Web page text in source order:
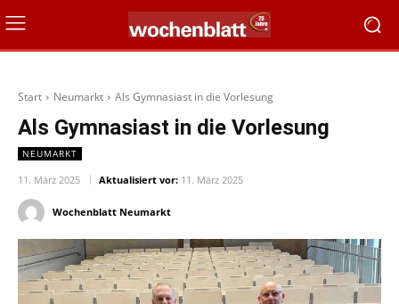
Start Neumarkt Als Gymnasiast in die Vorlesung
Als Gymnasiast in die Vorlesung
NEUMARKT
11. März 2025 Aktualisiert vor: 11. März 2025
Wochenblatt Neumarkt